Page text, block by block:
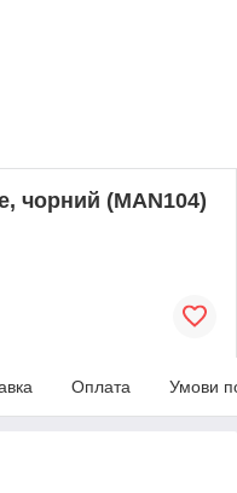
чорний (MAN104)
Оплата Умови